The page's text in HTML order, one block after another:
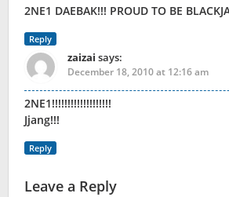
2NE1 DAEBAK!!! PROUD TO BE
Reply
zaizai says:
December 18, 2010 at 12:16 am
2NE1!!!!!!!!!!!!!!!!!!!
Jjang!!!
Reply
Leave a Reply